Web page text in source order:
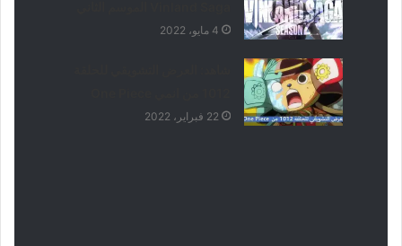
4 مايو، 2022
22 فبراير، 2022